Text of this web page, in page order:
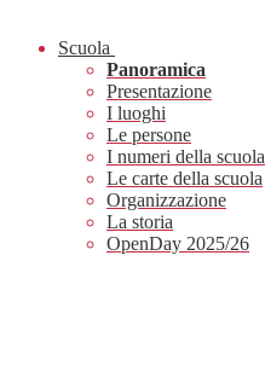
Scuola
Panoramica
Presentazione
I luoghi
Le persone
I numeri della scuola
Le carte della scuola
Organizzazione
La storia
OpenDay 2025/26